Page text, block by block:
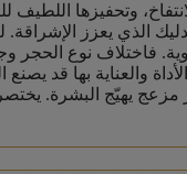
وتحفيزها اللطيف
الذي يعزز
فاختلاف نوع الحجر
والعناية بها قد يصنع
يهيّج البشرة. يختصر